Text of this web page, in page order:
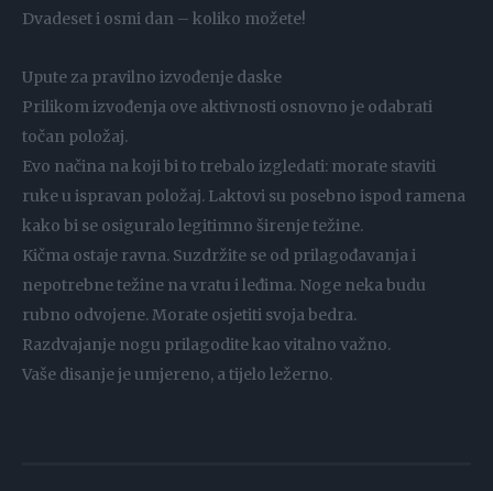
Dvadeset i osmi dan – koliko možete!
Upute za pravilno izvođenje daske
Prilikom izvođenja ove aktivnosti osnovno je odabrati
točan položaj.
Evo načina na koji bi to trebalo izgledati: morate staviti
ruke u ispravan položaj. Laktovi su posebno ispod ramena
kako bi se osiguralo legitimno širenje težine.
Kičma ostaje ravna. Suzdržite se od prilagođavanja i
nepotrebne težine na vratu i leđima. Noge neka budu
rubno odvojene. Morate osjetiti svoja bedra.
Razdvajanje nogu prilagodite kao vitalno važno.
Vaše disanje je umjereno, a tijelo ležerno.